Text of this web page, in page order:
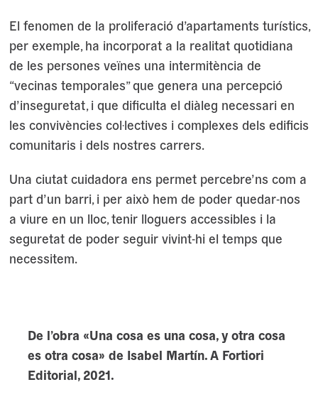
El fenomen de la proliferació d’apartaments turístics,
per exemple, ha incorporat a la realitat quotidiana
de les persones veïnes una intermitència de
“vecinas temporales” que genera una percepció
d’inseguretat, i que dificulta el diàleg necessari en
les convivències col·lectives i complexes dels edificis
comunitaris i dels nostres carrers.
Una ciutat cuidadora ens permet percebre’ns com a
part d’un barri, i per això hem de poder quedar-nos
a viure en un lloc, tenir lloguers accessibles i la
seguretat de poder seguir vivint-hi el temps que
necessitem.
De l’obra «Una cosa es una cosa, y otra cosa
es otra cosa» de Isabel Martín. A Fortiori
Editorial, 2021.